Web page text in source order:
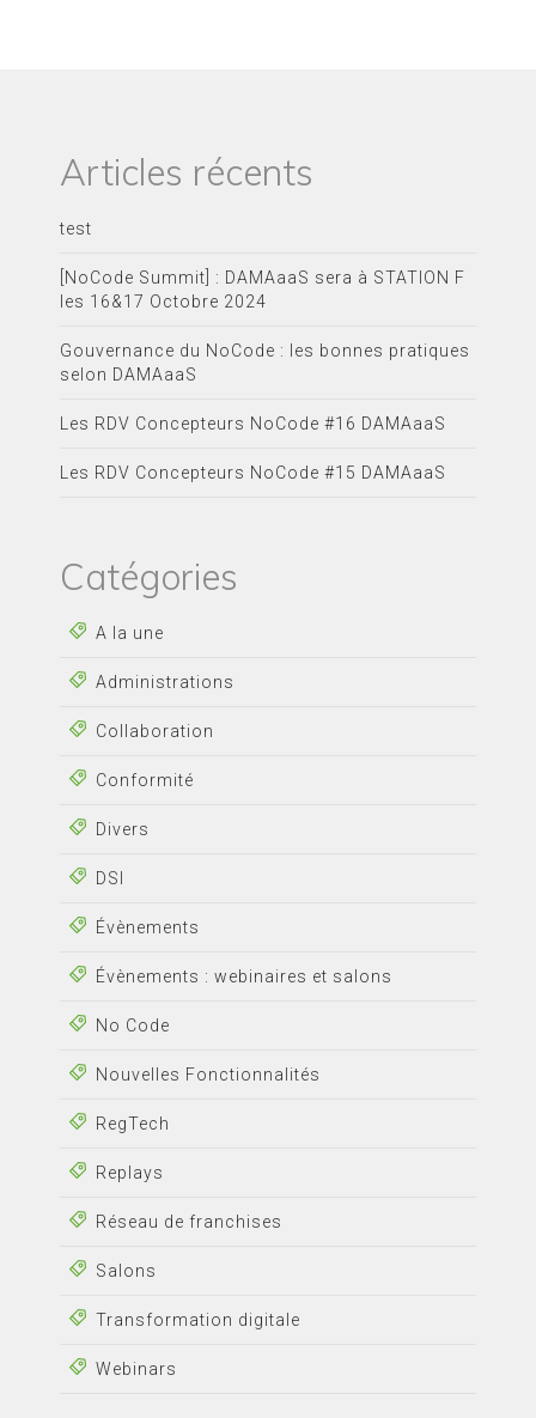
Articles récents
test
[NoCode Summit] : DAMAaaS sera à STATION F
les 16&17 Octobre 2024
Gouvernance du NoCode : les bonnes pratiques
selon DAMAaaS
Les RDV Concepteurs NoCode #16 DAMAaaS
Les RDV Concepteurs NoCode #15 DAMAaaS
Catégories
A la une
Administrations
Collaboration
Conformité
Divers
DSI
Évènements
Évènements : webinaires et salons
No Code
Nouvelles Fonctionnalités
RegTech
Replays
Réseau de franchises
Salons
Transformation digitale
Webinars